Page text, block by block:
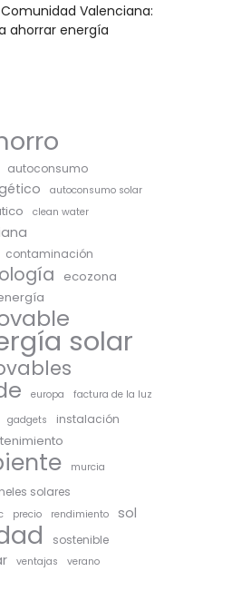
Valenciana:
ahorrar energía
autoconsumo
autoconsumo solar
clean water
contaminación
ecozona
solar
europa factura de la luz
gadgets instalación
murcia
solares
precio rendimiento sol
sostenible
ventajas verano